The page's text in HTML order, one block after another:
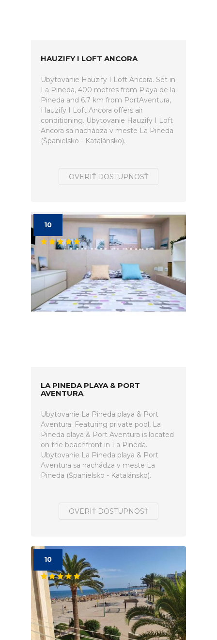
HAUZIFY I LOFT ANCORA
Ubytovanie Hauzify I Loft Ancora. Set in
La Pineda, 400 metres from Playa de la
Pineda and 6.7 km from PortAventura,
Hauzify I Loft Ancora offers air
conditioning. Ubytovanie Hauzify I Loft
Ancora sa nachádza v meste La Pineda
(Španielsko - Katalánsko).
OVERIŤ DOSTUPNOSŤ
10
LA PINEDA PLAYA & PORT
AVENTURA
Ubytovanie La Pineda playa & Port
Aventura. Featuring private pool, La
Pineda playa & Port Aventura is located
on the beachfront in La Pineda.
Ubytovanie La Pineda playa & Port
Aventura sa nachádza v meste La
Pineda (Španielsko - Katalánsko).
OVERIŤ DOSTUPNOSŤ
10